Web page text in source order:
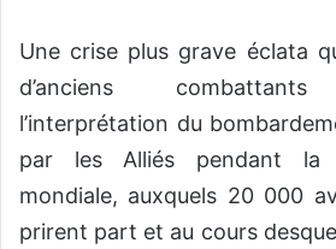
Une crise plus grave éclata
d’anciens combattants
l’interprétation du
par les Alliés pendant la
mondiale, auxquels 20 000
prirent part et au cours